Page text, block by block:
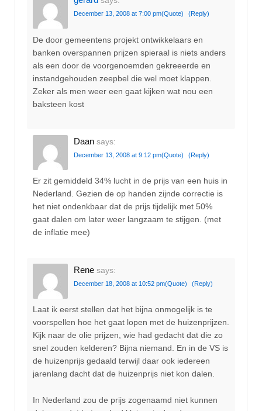
December 13, 2008 at 7:00 pm(Quote) (Reply)
De door gemeentens projekt ontwikkelaars en
banken overspannen prijzen spieraal is niets anders
als een door de voorgenoemden gekreeerde en
instandgehouden zeepbel die wel moet klappen.
Zeker als men weer een gaat kijken wat nou een
baksteen kost
Daan says:
December 13, 2008 at 9:12 pm(Quote) (Reply)
Er zit gemiddeld 34% lucht in de prijs van een huis in
Nederland. Gezien de op handen zijnde correctie is
het niet ondenkbaar dat de prijs tijdelijk met 50%
gaat dalen om later weer langzaam te stijgen. (met
de inflatie mee)
Rene says:
December 18, 2008 at 10:52 pm(Quote) (Reply)
Laat ik eerst stellen dat het bijna onmogelijk is te
voorspellen hoe het gaat lopen met de huizenprijzen.
Kijk naar de olie prijzen, wie had gedacht dat die zo
snel zouden kelderen? Bijna niemand. En in de VS is
de huizenprijs gedaald terwijl daar ook iedereen
jarenlang dacht dat de huizenprijs niet kon dalen.
In Nederland zou de prijs zogenaamd niet kunnen